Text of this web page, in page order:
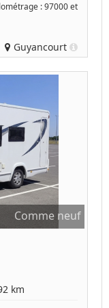
: 97000 et
Guyancourt
Comme neuf
km